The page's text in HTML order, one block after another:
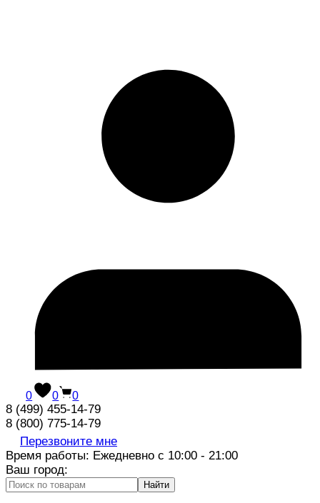
0 0 0
8 (499) 455-14-79
8 (800) 775-14-79
Перезвоните мне
Время работы: Ежедневно с 10:00 - 21:00
Ваш город:
Найти